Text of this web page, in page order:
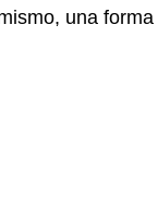
una